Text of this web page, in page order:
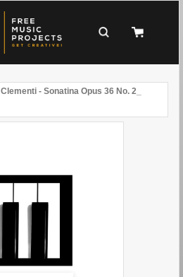
Clementi - Sonatina Opus 36 No. 2_